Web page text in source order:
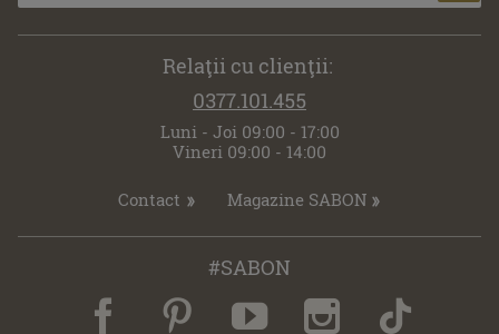
Relaţii cu clienţii:
0377.101.455
Luni - Joi 09:00 - 17:00
Vineri 09:00 - 14:00
Contact Magazine SABON
#SABON